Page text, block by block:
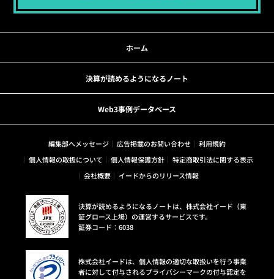
ホーム
決算が読めるようになるノート
Web3事例データベース
編集部へメッセージ 広告掲載のお問い合わせ
利用規約
個人情報の取扱について
個人情報保護方針
特定商取引法に関する表示
会社概要
イードからのリリース情報
決算が読めるようになるノートは、株式会社イード（東
証グロース上場）の運営するサービスです。
証券コード：6038
株式会社イードは、個人情報の適切な取扱いを行う事業
者に対して付与されるプライバシーマークの付与認定を